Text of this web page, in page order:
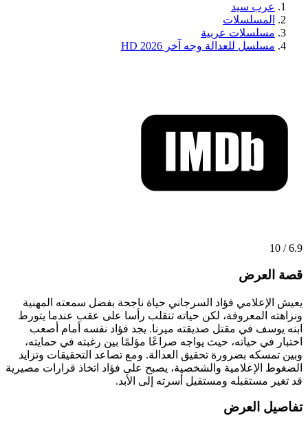
عرب سيد
المسلسلات
مسلسلات عربية
مسلسل للعدالة وجه آخر 2026 HD
6.9 / 10
قصة العرض
يعيش الإعلامي فؤاد السرجاني حياة ناجحة بفضل سمعته المهنية
ونزاهته المعروفة، لكن حياته تنقلب رأسا على عقب عندما يتورط
ابنه يوسف في مقتل صديقته ميرنا. يجد فؤاد نفسه أمام أصعب
اختبار في حياته، حيث يواجه صراعًا مؤلمًا بين رغبته في حمايته،
وبين تمسكه بضرورة تحقيق العدالة. ومع تصاعد التحقيقات وتزايد
الضغوط الإعلامية والشخصية، يصبح على فؤاد اتخاذ قرارات مصيرية
قد تغير مستقبله ومستقبل أسرته إلى الأبد.
تفاصيل العرض